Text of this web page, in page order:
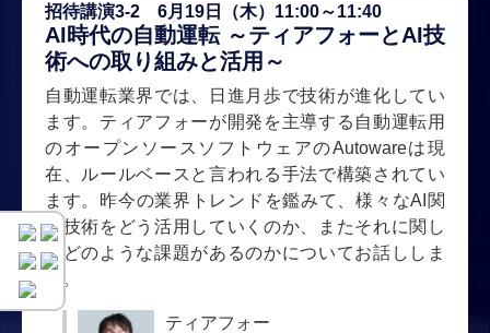
招待講演3-2 6月19日（木）11:00～11:40
AI時代の自動運転 ～ティアフォーとAI技
術への取り組みと活用～
自動運転業界では、日進月歩で技術が進化してい
ます。ティアフォーが開発を主導する自動運転用
のオープンソースソフトウェアのAutowareは現
在、ルールベースと言われる手法で構築されてい
ます。昨今の業界トレンドを鑑みて、様々なAI関
連技術をどう活用していくのか、またそれに関し
てどのような課題があるのかについてお話ししま
す。
ティアフォー